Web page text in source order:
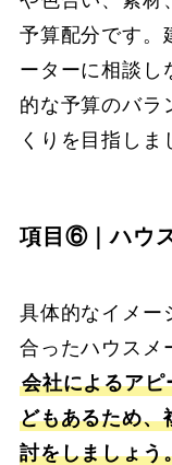
予算配分です。
ーターに相談し
的な予算のバラ
くりを目指しま
項目⑥｜ハウ
具体的なイメー
合ったハウスメ
会社によるアピ
どもあるため、
討をしましょう